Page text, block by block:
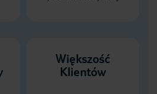
Większość
Klientów